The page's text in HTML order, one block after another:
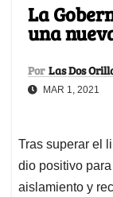
La
una
Por Las Dos
MAR 1, 2021
Tras superar el
dio positivo
aislamiento y